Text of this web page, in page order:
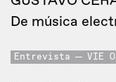
De música
Entrevista VIE